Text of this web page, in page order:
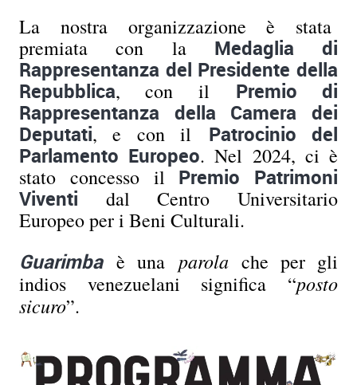
La nostra organizzazione è stata
premiata con la Medaglia di
Rappresentanza del Presidente della
Repubblica, con il Premio di
Rappresentanza della Camera dei
Deputati, e con il Patrocinio del
Parlamento Europeo. Nel 2024, ci è
stato concesso il Premio Patrimoni
Viventi dal Centro Universitario
Europeo per i Beni Culturali.
Guarimbaè una parolache per gli
indios venezuelani significa “posto
sicuro”.